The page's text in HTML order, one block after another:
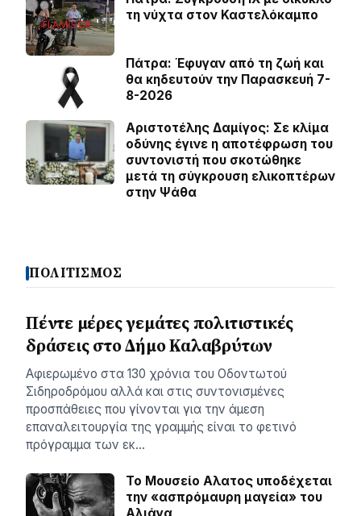
τη νύχτα στον Καστελόκαμπο
Πάτρα: Έφυγαν από τη ζωή και
θα κηδευτούν την Παρασκευή 7-
8-2026
Αριστοτέλης Δαμίγος: Σε κλίμα
οδύνης έγινε η αποτέφρωση του
συντονιστή που σκοτώθηκε
μετά τη σύγκρουση ελικοπτέρων
στην Ψάθα
ΠΟΛΙΤΙΣΜΟΣ
Πέντε μέρες γεμάτες πολιτιστικές
δράσεις στο Δήμο Καλαβρύτων
Αφιερωμένο στα 130 χρόνια του Οδοντωτού
Σιδηροδρόμου αλλά και στις συντονισμένες
προσπάθειες που γίνονται για την άμεση
επαναλειτουργία της γραμμής είναι το φετινό
πρόγραμμα των εκ…
Το Μουσείο Αλατος υποδέχεται
την «ασπρόμαυρη μαγεία» του